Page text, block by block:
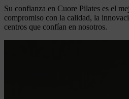
Su confianza en Cuore Pilates es el
compromiso con la calidad, la
centros que confían en nosotros.